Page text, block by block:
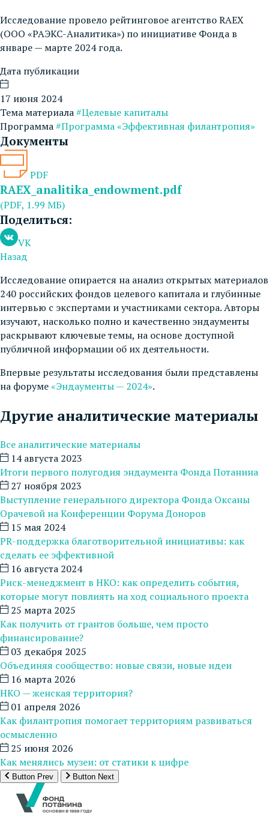
Исследование провело рейтинговое агентство RAEX
(ООО «РАЭКС-Аналитика») по инициативе Фонда в
январе — марте 2024 года.
Дата публикации
17 июня 2024
Тема материала#Целевые капиталы
Программа#Программа «Эффективная филантропия»
Документы
PDF
RAEX_analitika_endowment.pdf
(PDF, 1.99 МБ)
Поделиться:
VK
Назад
Исследование опирается на анализ открытых материалов
240 российских фондов целевого капитала и глубинные
интервью с экспертами и участниками сектора. Авторы
изучают, насколько полно и качественно эндаументы
раскрывают ключевые темы, на основе доступной
публичной информации об их деятельности.
Впервые результаты исследования были представлены
на форуме«Эндаументы — 2024».
Другие аналитические материалы
Все аналитические материалы
14 августа 2023
Итоги первого полугодия эндаумента Фонда Потанина
27 ноября 2023
Выступление генерального директора Фонда Оксаны
Орачевой на Конференции Форума Доноров
15 мая 2024
PR-поддержка благотворительной инициативы: как
сделать ее эффективной
16 августа 2024
Риск-менеджмент в НКО: как определить события,
которые могут повлиять на ход социального проекта
25 марта 2025
Как получить от грантов больше, чем просто
финансирование?
03 декабря 2025
Объединяя сообщество: новые связи, новые идеи
16 марта 2026
НКО — женская территория?
01 апреля 2026
Как филантропия помогает территориям развиваться
осмысленно
25 июня 2026
Как менялись музеи: от статики к цифре
Button Prev Button Next